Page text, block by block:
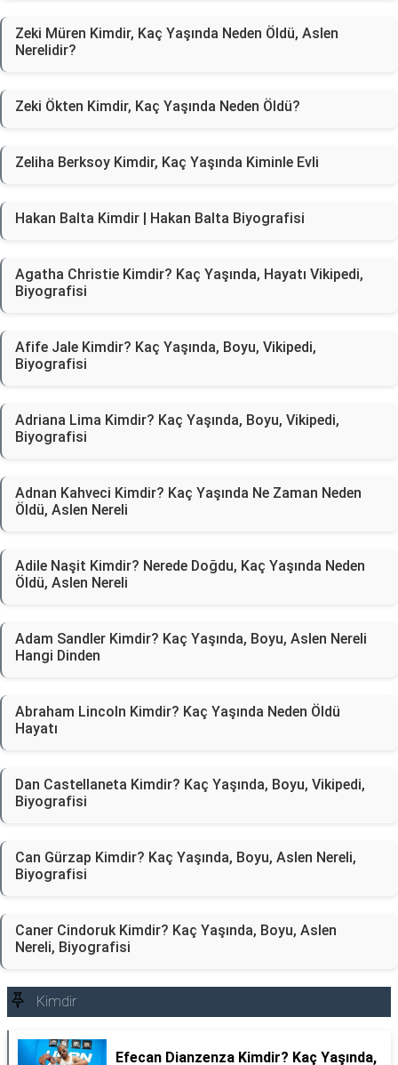
Zeki Müren Kimdir, Kaç Yaşında Neden Öldü, Aslen
Nerelidir?
Zeki Ökten Kimdir, Kaç Yaşında Neden Öldü?
Zeliha Berksoy Kimdir, Kaç Yaşında Kiminle Evli
Hakan Balta Kimdir | Hakan Balta Biyografisi
Agatha Christie Kimdir? Kaç Yaşında, Hayatı Vikipedi,
Biyografisi
Afife Jale Kimdir? Kaç Yaşında, Boyu, Vikipedi,
Biyografisi
Adriana Lima Kimdir? Kaç Yaşında, Boyu, Vikipedi,
Biyografisi
Adnan Kahveci Kimdir? Kaç Yaşında Ne Zaman Neden
Öldü, Aslen Nereli
Adile Naşit Kimdir? Nerede Doğdu, Kaç Yaşında Neden
Öldü, Aslen Nereli
Adam Sandler Kimdir? Kaç Yaşında, Boyu, Aslen Nereli
Hangi Dinden
Abraham Lincoln Kimdir? Kaç Yaşında Neden Öldü
Hayatı
Dan Castellaneta Kimdir? Kaç Yaşında, Boyu, Vikipedi,
Biyografisi
Can Gürzap Kimdir? Kaç Yaşında, Boyu, Aslen Nereli,
Biyografisi
Caner Cindoruk Kimdir? Kaç Yaşında, Boyu, Aslen
Nereli, Biyografisi
Kimdir
Efecan Dianzenza Kimdir? Kaç Yaşında,